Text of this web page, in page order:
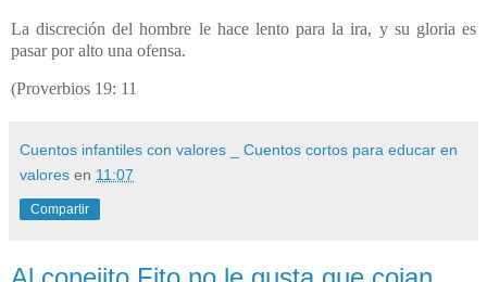
La discreción del hombre le hace lento para la ira, y su gloria es
pasar por alto una ofensa.
(Proverbios 19: 11
Cuentos infantiles con valores _ Cuentos cortos para educar en
valores en 11:07
Compartir